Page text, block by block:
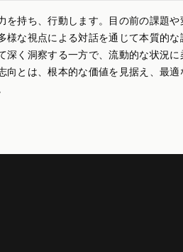
を持ち、行動します。目の前の課題
様な視点による対話を通じて本質的な
深く洞察する一方で、流動的な状況に
向とは、根本的な価値を見据え、最